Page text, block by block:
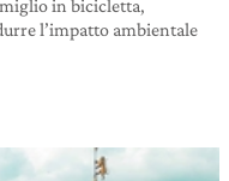
in bicicletta,
l’impatto ambientale